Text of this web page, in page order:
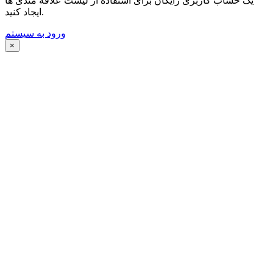
ایجاد کنید.
ورود به سیستم
×